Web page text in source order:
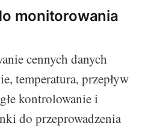
monitorowania
cennych danych
temperatura, przepływ
kontrolowanie i
do przeprowadzenia